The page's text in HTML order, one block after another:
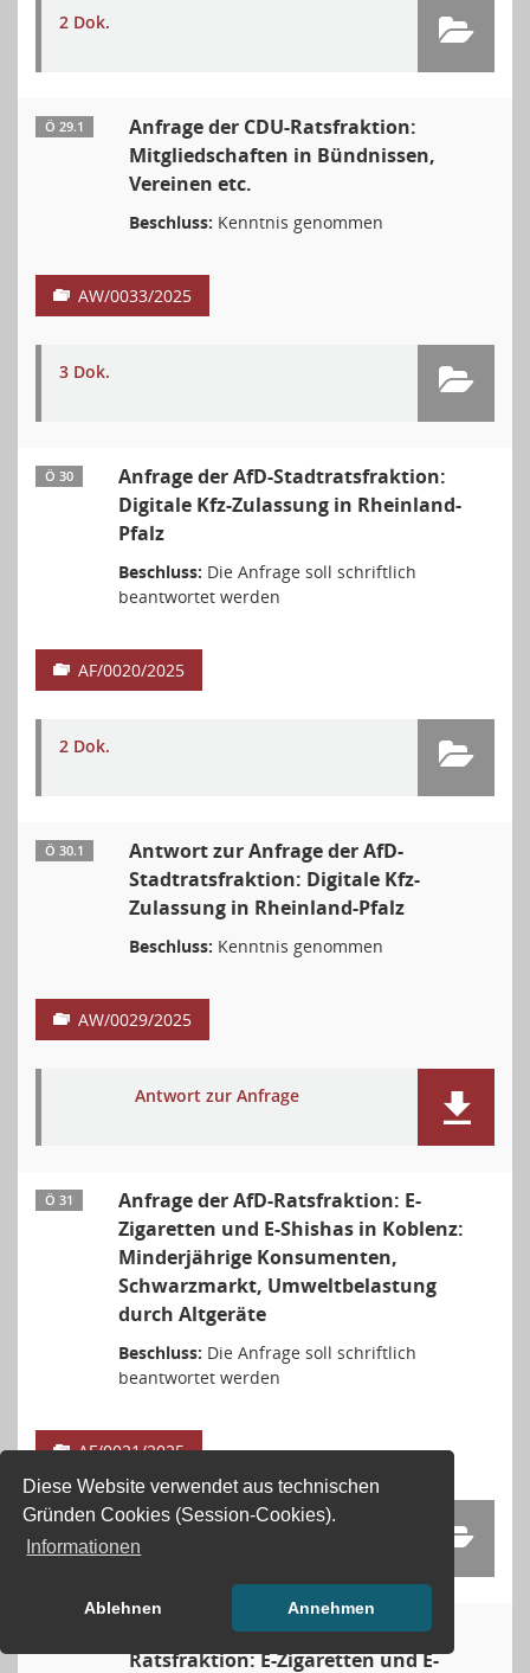
Diese Website verwendet aus technischen
Gründen Cookies (Session-Cookies).
Informationen
Ablehnen Annehmen
2 Dok.
Ö 29.1
Anfrage der CDU-Ratsfraktion:
Mitgliedschaften in Bündnissen,
Vereinen etc.
Beschluss: Kenntnis genommen
AW/0033/2025
3 Dok.
Ö 30
Anfrage der AfD-Stadtratsfraktion:
Digitale Kfz-Zulassung in Rheinland-
Pfalz
Beschluss: Die Anfrage soll schriftlich
beantwortet werden
AF/0020/2025
2 Dok.
Ö 30.1
Antwort zur Anfrage der AfD-
Stadtratsfraktion: Digitale Kfz-
Zulassung in Rheinland-Pfalz
Beschluss: Kenntnis genommen
AW/0029/2025
Antwort zur Anfrage
Ö 31
Anfrage der AfD-Ratsfraktion: E-
Zigaretten und E-Shishas in Koblenz:
Minderjährige Konsumenten,
Schwarzmarkt, Umweltbelastung
durch Altgeräte
Beschluss: Die Anfrage soll schriftlich
beantwortet werden
AF/0021/2025
2 Dok.
Antwort zur Anfrage der AfD-
Ratsfraktion: E-Zigaretten und E-